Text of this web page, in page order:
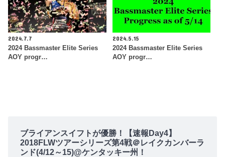
2024.7.7
2024 Bassmaster Elite Series
AOY progr…
2024.5.15
2024 Bassmaster Elite Series
AOY progr…
ブライアンスイフトが優勝！【速報Day4】
2018FLWツアーシリーズ第4戦＠レイクカンバーラ
ンド(4/12～15)@ケンタッキー州！